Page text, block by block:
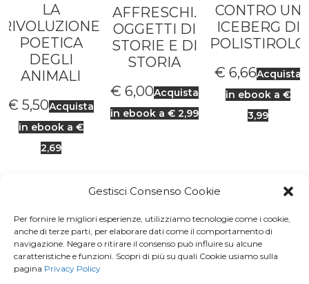
Gestisci Consenso Cookie
Per fornire le migliori esperienze, utilizziamo tecnologie come i cookie,
anche di terze parti, per elaborare dati come il comportamento di
navigazione. Negare o ritirare il consenso può influire su alcune
caratteristiche e funzioni. Scopri di più su quali Cookie usiamo sulla
pagina Privacy Policy
LA
RIVOLUZIONE
POETICA
DEGLI
ANIMALI
€ 5,50Acquista
in ebook a €
2,69
AFFRESCHI.
OGGETTI DI
STORIE E DI
STORIA
€ 6,00Acquista
in ebook a € 2,99
CONTRO UN
ICEBERG DI
POLISTIROLO
€ 6,66Acquista
in ebook a €
3,99
Iscriviti aMacondo Post, la
Newsletter di BuendiaBooks